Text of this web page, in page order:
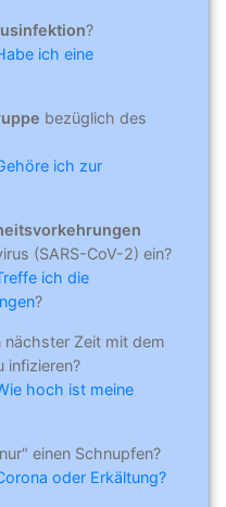
?
ich eine
bezüglich des
ich zur
(SARS-CoV-2) ein?
ich die
?
nächster Zeit mit dem
infizieren?
hoch ist meine
einen Schnupfen?
oder Erkältung?